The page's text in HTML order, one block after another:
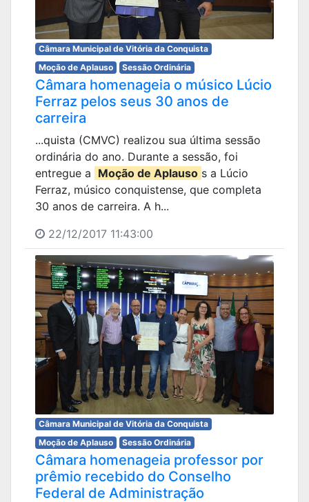
Câmara Municipal de Vitória da Conquista
Moção de Aplauso
Sessão Ordinária
Câmara homenageia o músico Lúcio
Ferraz pelos seus 30 anos de
carreira
...quista (CMVC) realizou sua última sessão
ordinária do ano. Durante a sessão, foi
entregue a Moção de Aplauso s a Lúcio
Ferraz, músico conquistense, que completa
30 anos de carreira. A h...
22/12/2017 11:43:00
Câmara Municipal de Vitória da Conquista
Moção de Aplauso
Sessão Ordinária
Câmara homenageia professor por
prêmio recebido do Conselho
Federal de Administração